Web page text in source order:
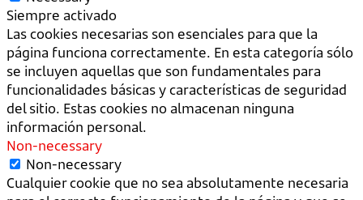
Siempre activado
Las cookies necesarias son esenciales para que la
página funciona correctamente. En esta categoría sólo
se incluyen aquellas que son fundamentales para
funcionalidades básicas y características de seguridad
del sitio. Estas cookies no almacenan ninguna
información personal.
Non-necessary
Non-necessary
Cualquier cookie que no sea absolutamente necesaria